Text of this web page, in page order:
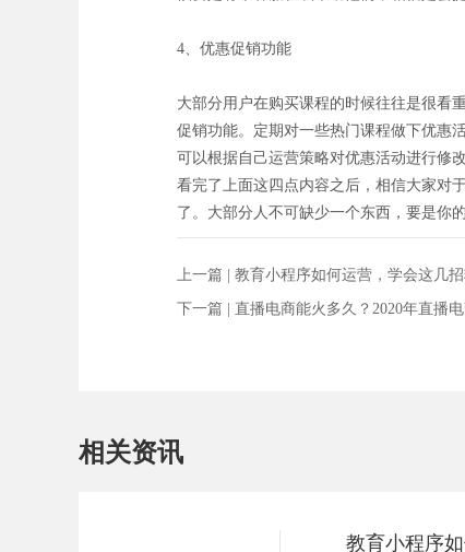
4、优惠促销功能
大部分用户在购买课程的时候往往是很看
促销功能。定期对一些热门课程做下优惠
可以根据自己运营策略对优惠活动进行修改
看完了上面这四点内容之后，相信大家对
了。大部分人不可缺少一个东西，要是你
上一篇 | 教育小程序如何运营，学会这几招
下一篇 | 直播电商能火多久？2020年直播
相关资讯